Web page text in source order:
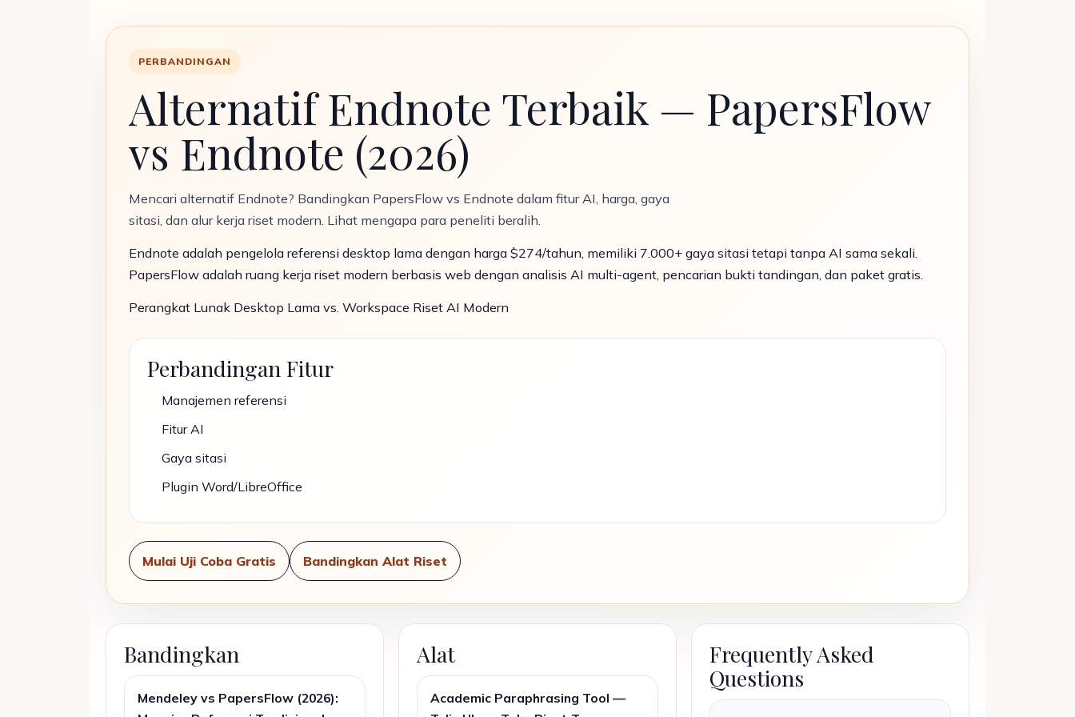
PERBANDINGAN
Alternatif Endnote Terbaik — PapersFlow
vs Endnote (2026)
Mencari alternatif Endnote? Bandingkan PapersFlow vs Endnote dalam fitur AI, harga, gaya
sitasi, dan alur kerja riset modern. Lihat mengapa para peneliti beralih.
Endnote adalah pengelola referensi desktop lama dengan harga $274/tahun, memiliki 7.000+ gaya sitasi tetapi tanpa AI sama sekali.
PapersFlow adalah ruang kerja riset modern berbasis web dengan analisis AI multi-agent, pencarian bukti tandingan, dan paket gratis.
Perangkat Lunak Desktop Lama vs. Workspace Riset AI Modern
Perbandingan Fitur
Manajemen referensi
Fitur AI
Gaya sitasi
Plugin Word/LibreOffice
Mulai Uji Coba Gratis Bandingkan Alat Riset
Bandingkan
Mendeley vs PapersFlow (2026):
Alat
Academic Paraphrasing Tool —
Frequently Asked
Questions